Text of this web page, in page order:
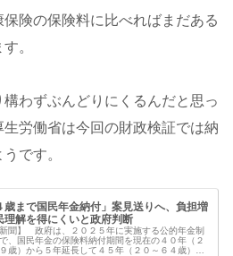
険の保険料に比べればまだある
。
わずぶんどりにくるんだと思っ
労働省は今回の財政検証では納
です。
歳まで国民年金納付」案見送りへ、負担増
理解を得にくいと政府判断
新聞】 政府は、２０２５年に実施する公的年金制
、国民年金の保険料納付期間を現在の４０年（２
歳）から５年延長して４５年（２０～６４歳）と